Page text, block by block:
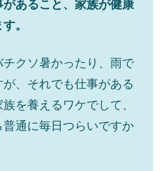
あること、家族が健康
。
クソ暑かったり、雨で
、それでも仕事がある
を養えるワケでして、
通に毎日つらいですか